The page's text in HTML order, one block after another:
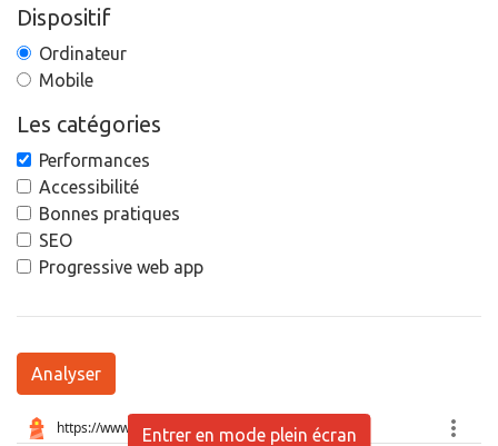
Dispositif
Ordinateur
Mobile
Les catégories
Performances
Accessibilité
Bonnes pratiques
SEO
Progressive web app
Analyser
Entrer en mode plein écran